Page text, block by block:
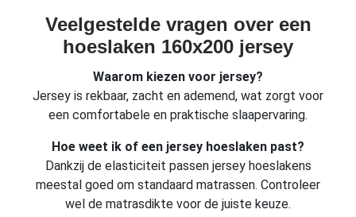
Veelgestelde vragen over een
hoeslaken 160x200 jersey
Waarom kiezen voor jersey?
Jersey is rekbaar, zacht en ademend, wat zorgt voor
een comfortabele en praktische slaapervaring.
Hoe weet ik of een jersey hoeslaken past?
Dankzij de elasticiteit passen jersey hoeslakens
meestal goed om standaard matrassen. Controleer
wel de matrasdikte voor de juiste keuze.